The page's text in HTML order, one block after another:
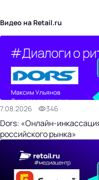
Видео на Retail.ru
7.08.2026 346
Dors: «Онлайн-
российского рынка»